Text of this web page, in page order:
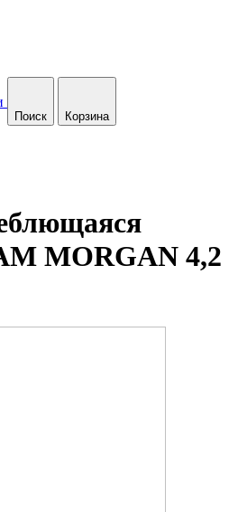
Поиск Корзина
MORGAN 4,2